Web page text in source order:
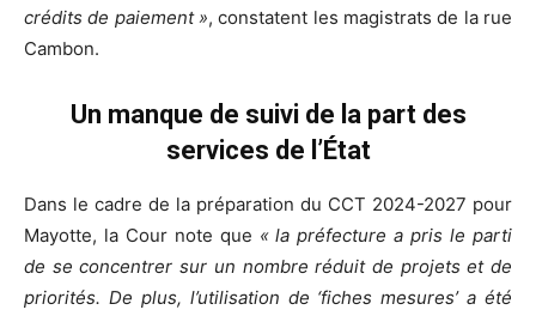
crédits de paiement », constatent les magistrats de la rue
Cambon.
Un manque de suivi de la part des
services de l’État
Dans le cadre de la préparation du CCT 2024-2027 pour
Mayotte, la Cour note que « la préfecture a pris le parti
de se concentrer sur un nombre réduit de projets et de
priorités. De plus, l’utilisation de ‘fiches mesures’ a été